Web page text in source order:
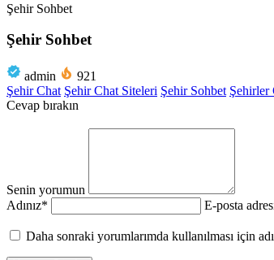
Şehir Sohbet
Şehir Sohbet
admin
921
Şehir Chat Şehir Chat Siteleri Şehir Sohbet Şehirler
Cevap bırakın
Senin yorumun
Adınız* E-posta
Daha sonraki yorumlarımda kullanılması için